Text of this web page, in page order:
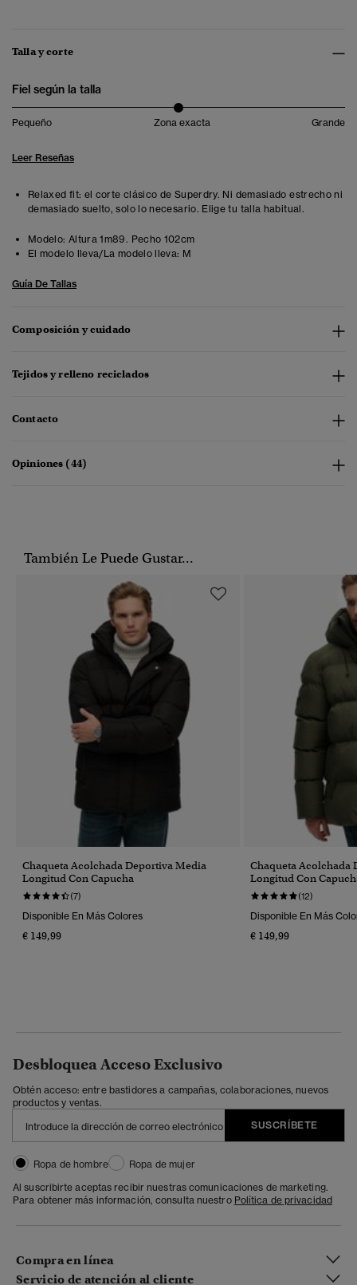
Talla y corte
Fiel según la talla
Pequeño Zona exacta Grande
Leer Reseñas
Relaxed fit: el corte clásico de Superdry. Ni demasiado estrecho ni
demasiado suelto, solo lo necesario. Elige tu talla habitual.
Modelo: Altura 1m89. Pecho 102cm
El modelo lleva/La modelo lleva: M
Guía De Tallas
Composición y cuidado
Tejidos y relleno reciclados
Contacto
Opiniones (44)
También Le Puede Gustar...
Chaqueta Acolchada Deportiva Media
Longitud Con Capucha
(7)
Disponible En Más Colores
€ 149,99
Chaqueta Acolchada
Longitud Con
(12)
Disponible En Más
€ 149,99
Desbloquea Acceso Exclusivo
Obtén acceso: entre bastidores a campañas, colaboraciones, nuevos
productos y ventas.
SUSCRÍBETE
Ropa de hombre
Ropa de mujer
Al suscribirte aceptas recibir nuestras comunicaciones de marketing.
Para obtener más información, consulta nuestro Política de privacidad
Compra en línea
Servicio de atención al cliente